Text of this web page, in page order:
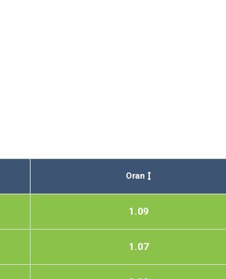
Oran
1.09
1.07